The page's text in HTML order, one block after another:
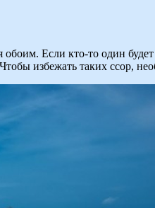
Если кто-то один
избежать таких ссор,